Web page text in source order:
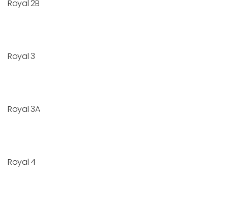
Royal 2B
Royal 3
Royal 3A
Royal 4